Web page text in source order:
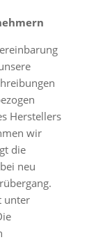
Herstellers
wir
die
neu
unter